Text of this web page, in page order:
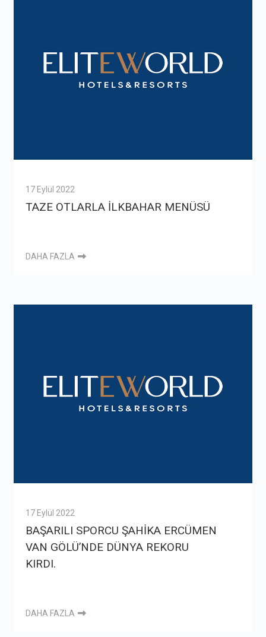
17 Eylül 2022
TAZE OTLARLA İLKBAHAR MENÜSÜ
DAHA FAZLA
17 Eylül 2022
BAŞARILI SPORCU ŞAHİKA ERCÜMEN
VAN GÖLÜ’NDE DÜNYA REKORU
KIRDI.
DAHA FAZLA